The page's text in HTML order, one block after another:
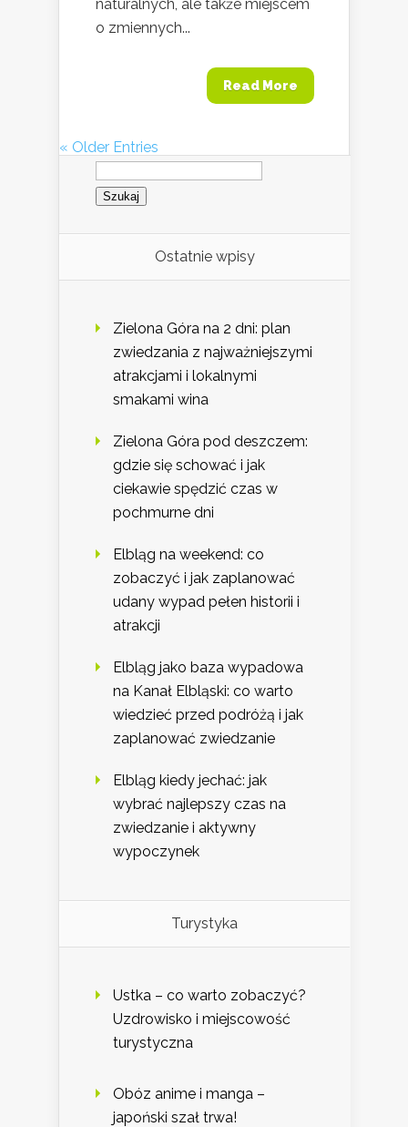
naturalnych, ale także miejscem
o zmiennych...
Read More
« Older Entries
Szukaj:
Ostatnie wpisy
Zielona Góra na 2 dni: plan
zwiedzania z najważniejszymi
atrakcjami i lokalnymi
smakami wina
Zielona Góra pod deszczem:
gdzie się schować i jak
ciekawie spędzić czas w
pochmurne dni
Elbląg na weekend: co
zobaczyć i jak zaplanować
udany wypad pełen historii i
atrakcji
Elbląg jako baza wypadowa
na Kanał Elbląski: co warto
wiedzieć przed podróżą i jak
zaplanować zwiedzanie
Elbląg kiedy jechać: jak
wybrać najlepszy czas na
zwiedzanie i aktywny
wypoczynek
Turystyka
Ustka – co warto zobaczyć?
Uzdrowisko i miejscowość
turystyczna
Obóz anime i manga –
japoński szał trwa!